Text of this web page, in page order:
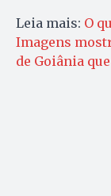
Leia mais: O
Imagens
de Goiânia